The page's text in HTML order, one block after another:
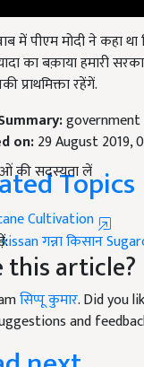
की सदस्यता लें
में पीएम मोदी ने कहा
का बक़ाया हमारी
प्राथमिक्ता रहेंगें.
on:29 August 2019,
Topics
Cultivation
गन्ना किसान
this article?
सिप्पू कुमार . Did you
and
next